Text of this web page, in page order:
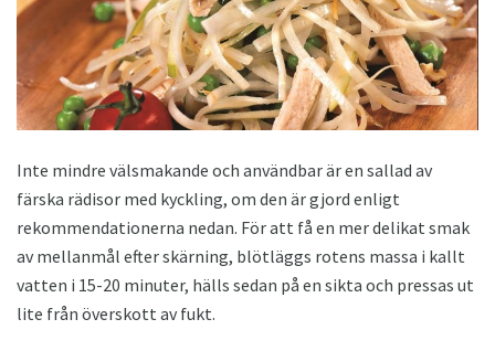
Inte mindre välsmakande och användbar är en sallad av
färska rädisor med kyckling, om den är gjord enligt
rekommendationerna nedan. För att få en mer delikat smak
av mellanmål efter skärning, blötläggs rotens massa i kallt
vatten i 15-20 minuter, hälls sedan på en sikta och pressas ut
lite från överskott av fukt.